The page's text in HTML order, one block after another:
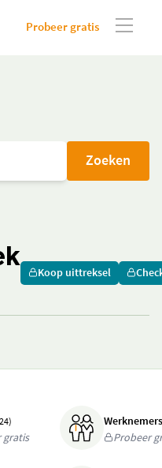
Probeer gratis
Zoeken
Koop uittreksel
gratis
Probeer